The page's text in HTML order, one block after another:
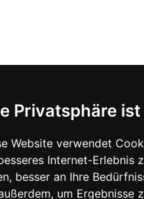
Privatsphäre
Website verwendet
Internet-Erlebnis
besser an Ihre
um Ergebnisse
Sie sich gezielt auf